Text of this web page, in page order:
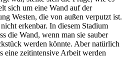
sich um eine Wand auf der
Westen, die von außen verputzt ist.
erkenbar. In diesem Stadium
die Wand, wenn man sie sauber
werden könnte. Aber natürlich
eine zeitintensive Arbeit werden